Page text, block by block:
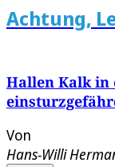
Achtung,
Hallen Kalk in
Von
Hans-Willi